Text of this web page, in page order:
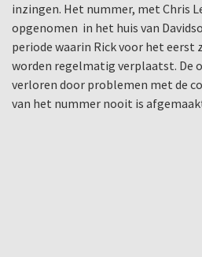
inzingen. Het nummer, met Chris
opgenomen in het huis van
periode waarin Rick voor het eerst
worden regelmatig verplaatst. De
verloren door problemen met de
van het nummer nooit is